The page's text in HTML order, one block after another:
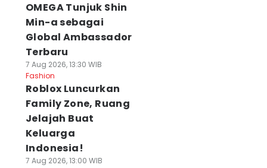
OMEGA Tunjuk Shin
Min-a sebagai
Global Ambassador
Terbaru
7 Aug 2026, 13:30 WIB
Fashion
Roblox Luncurkan
Family Zone, Ruang
Jelajah Buat
Keluarga
Indonesia!
7 Aug 2026, 13:00 WIB